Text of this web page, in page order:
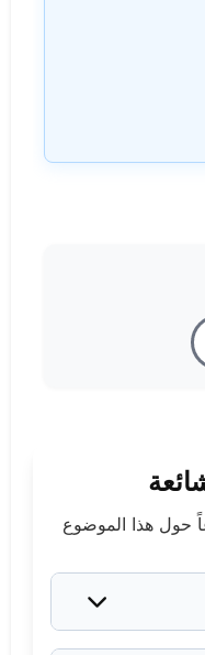
حول هذا الموضوع